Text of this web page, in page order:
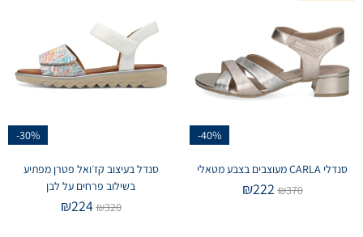
-40%
סנדלי CARLA מעוצבים בצבע מטאלי
₪370
₪222
-30%
סנדל בעיצוב קז׳ואל פטרן מפתיע
בשילוב פרחים על לבן
₪320
₪224